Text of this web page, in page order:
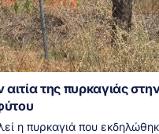
αιτία της πυρκαγιάς
η πυρκαγιά που